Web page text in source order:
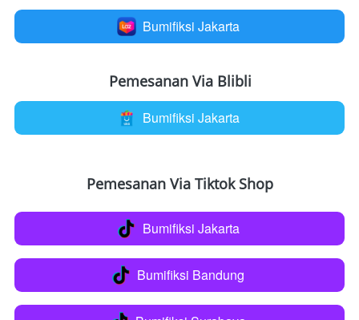
` Bumifiksi Jakarta
Pemesanan Via Blibli
` Bumifiksi Jakarta
Pemesanan Via Tiktok Shop
` Bumifiksi Jakarta
` Bumifiksi Bandung